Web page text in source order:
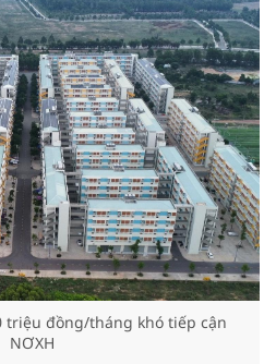
đồng/tháng khó tiếp cận
NƠXH